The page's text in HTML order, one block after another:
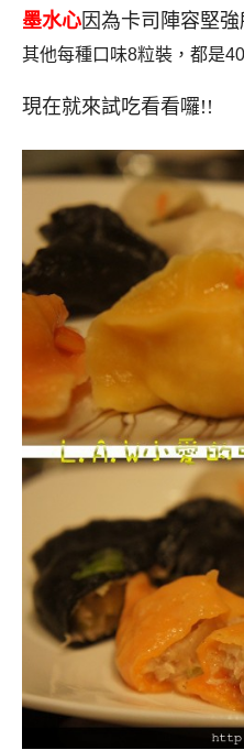
墨水心因為卡司陣容堅
其他每種口味8粒裝，都是
現在就來試吃看看囉!!